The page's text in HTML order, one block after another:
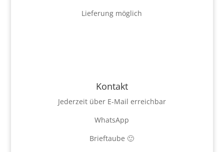
Lieferung möglich
Kontakt
Jederzeit über E-Mail erreichbar
WhatsApp
Brieftaube 🙂